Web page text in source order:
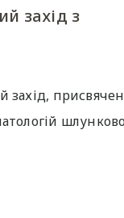
захід з
захід,